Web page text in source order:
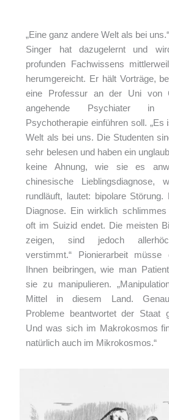
„Eine ganz andere Welt als bei uns.“
Singer hat dazugelernt und
profunden Fachwissens
herumgereicht. Er hält Vorträge,
eine Professur an der Uni von
angehende Psychiater in
Psychotherapie einführen soll. „Es
Welt als bei uns. Die Studenten
sehr belesen und haben ein
keine Ahnung, wie sie es
chinesische Lieblingsdiagnose,
rundläuft, lautet: bipolare
Diagnose. Ein wirklich
oft im Suizid endet. Die meisten
zeigen, sind jedoch
verstimmt.“ Pionierarbeit
Ihnen beibringen, wie man
sie zu manipulieren.
Mittel in diesem Land.
Probleme beantwortet der Staat
Und was sich im Makrokosmos
natürlich auch im Mikrokosmos.“